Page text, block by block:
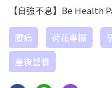
【自強不息】Be Health
腰痛 荷花專欄
產後營養